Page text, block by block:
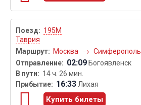
195М
Таврия
Москва
→ Симферополь
02:09 Богоявленск
14 ч. 26 мин.
16:33Лихая
Купить билеты